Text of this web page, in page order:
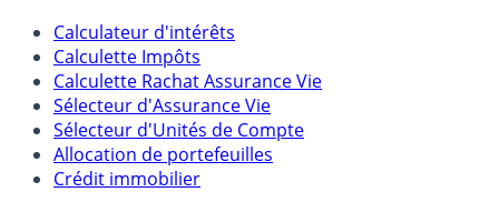
Calculateur d'intérêts
Calculette Impôts
Calculette Rachat Assurance Vie
Sélecteur d'Assurance Vie
Sélecteur d'Unités de Compte
Allocation de portefeuilles
Crédit immobilier